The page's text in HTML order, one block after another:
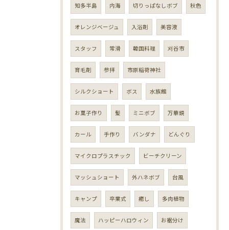
知多半島 内海 切りっぱなしボブ 秋色
オレンジベージュ 入浴剤 美容液
スタッフ 常滑 韓国料理 刈谷市
育毛剤 参拝 市原稲荷神社
シルクショート ボス 水族館
お菓子作り 髪 ミニボブ 万華鏡
カール 手作り バンダナ どんぐり
マイクロプラスチック ビーチクリーン
マッシュショート 外ハネボブ 台風
キャンプ 卒業式 癒し 多肉植物
魔法 ハッピーハロウィン お裾分け